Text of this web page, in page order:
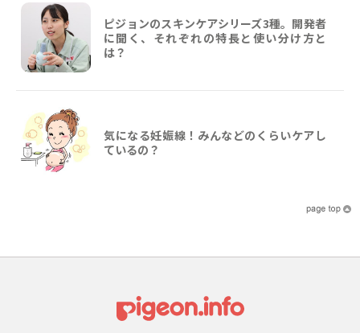
ピジョンのスキンケアシリーズ3種。開発者
に聞く、それぞれの特長と使い分け方と
は？
気になる妊娠線！みんなどのくらいケアし
ているの？